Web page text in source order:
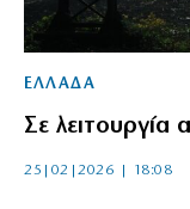
ΕΛΛΑΔΑ
Σε
25|02|2026 | 18:08